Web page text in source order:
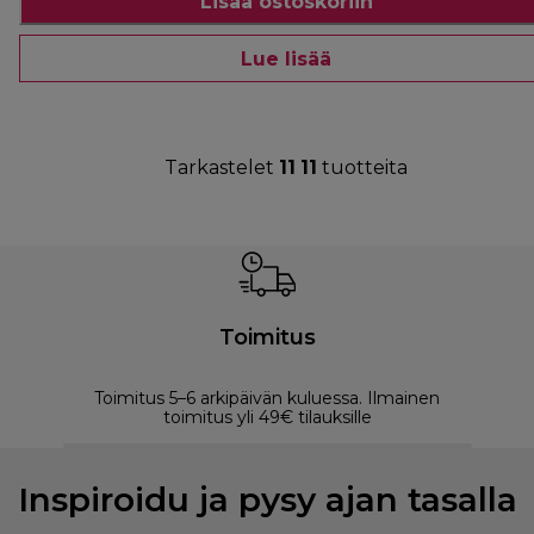
Lue lisää
Tarkastelet 11 11 tuotteita
Toimitus
Toimitus 5–6 arkipäivän kuluessa. Ilmainen
toimitus yli 49€ tilauksille
Inspiroidu ja pysy ajan tasalla